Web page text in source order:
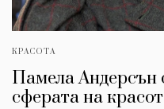
КРАСОТА
Памела Андерсън
сферата на